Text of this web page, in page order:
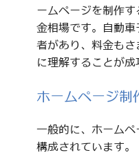
ームページを制作
金相場です。自動
者があり、料金も
に理解することが成
ホームページ制
一般的に、ホームペ
構成されています。